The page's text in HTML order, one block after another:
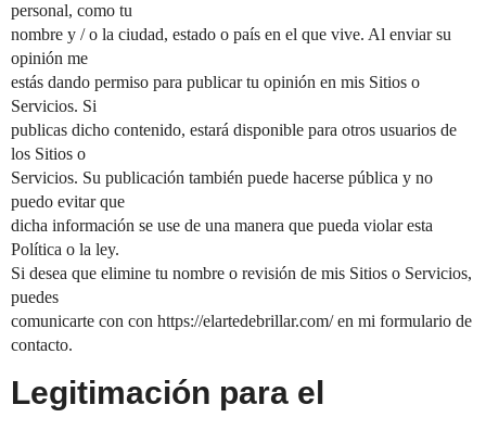
personal, como tu
nombre y / o la ciudad, estado o país en el que vive. Al enviar su
opinión me
estás dando permiso para publicar tu opinión en mis Sitios o
Servicios. Si
publicas dicho contenido, estará disponible para otros usuarios de
los Sitios o
Servicios. Su publicación también puede hacerse pública y no
puedo evitar que
dicha información se use de una manera que pueda violar esta
Política o la ley.
Si desea que elimine tu nombre o revisión de mis Sitios o Servicios,
puedes
comunicarte con con https://elartedebrillar.com/ en mi formulario de
contacto.
Legitimación para el